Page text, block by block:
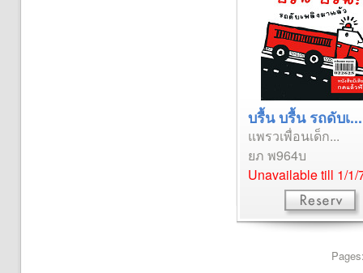
บรื้น บรื้น รถดับเ...
แพรวเพื่อนเด็ก...
ยภ พ964บ
Unavailable till 1/1/